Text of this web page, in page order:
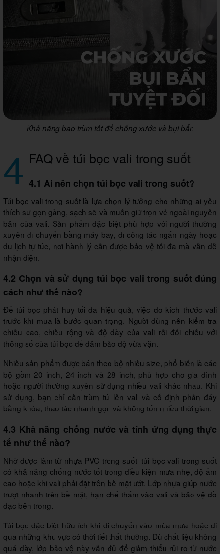
Khả năng bao trùm tốt để chống xước và bụi bẩn
4 FAQ về túi bọc vali trong suốt
4.1 Ai nên chọn túi bọc vali trong suốt?
Túi bọc vali trong suốt là lựa chọn lý tưởng cho những ai yêu
thích sự gọn gàng, sạch sẽ và muốn giữ trọn vẻ ngoài nguyên
bản của vali. Sản phẩm đặc biệt phù hợp với người thường
xuyên di chuyển bằng máy bay, đi công tác ngắn ngày hoặc
du lịch tự túc, nơi hành lý cần được bảo vệ tối đa mà vẫn dễ
nhận diện.
4.2 Chọn và sử dụng túi bọc vali trong suốt đúng
cách như thế nào?
Để túi bọc phát huy tối đa hiệu quả, việc đo kích thước vali
trước khi mua là bước quan trọng. Người dùng nên kiểm tra
chiều cao, chiều rộng và độ dày của vali rồi đối chiếu với
thông số của túi bọc để đảm bảo độ vừa vặn.
Nhiều sản phẩm được bán theo bộ nhiều size, phổ biến là các
bộ gồm 20 inch, 24 inch và 28 inch, phù hợp cho gia đình
hoặc người thường xuyên sử dụng nhiều vali khác nhau. Khi
sử dụng, bạn chỉ cần trùm túi lên vali và cố định phần đáy
bằng khóa, thao tác nhanh gọn và không tốn nhiều thời gian.
4.3 Khả năng chống nước và tính ứng dụng thực
tế như thế nào?
Nhờ được làm từ nhựa PVC trong suốt, túi bọc vali trong suốt
có khả năng chống nước tốt trong điều kiện mưa nhẹ, độ ẩm
cao hoặc khi vali phải đặt trên bề mặt ướt. Lớp nhựa giúp nước
trượt nhanh trên bề mặt, hạn chế thấm vào vali và bảo vệ đồ
đạc bên trong.
Túi bọc đặc biệt hữu ích khi di chuyển vào mùa mưa hoặc đi
qua những khu vực có thời tiết thất thường. Dù chất liệu không
quá dày, lớp bảo vệ này vẫn đủ để giảm thiểu rủi ro từ nước